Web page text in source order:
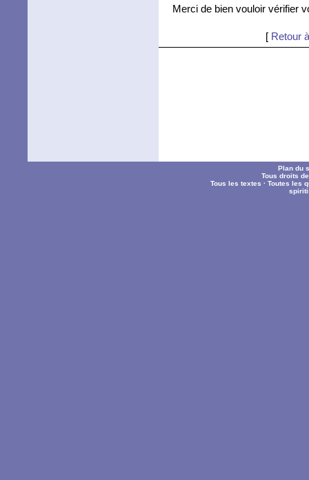
Merci de bien vouloir vérifier
[ Retour
Plan du
Tous droits
Tous les textes ·Toutes les